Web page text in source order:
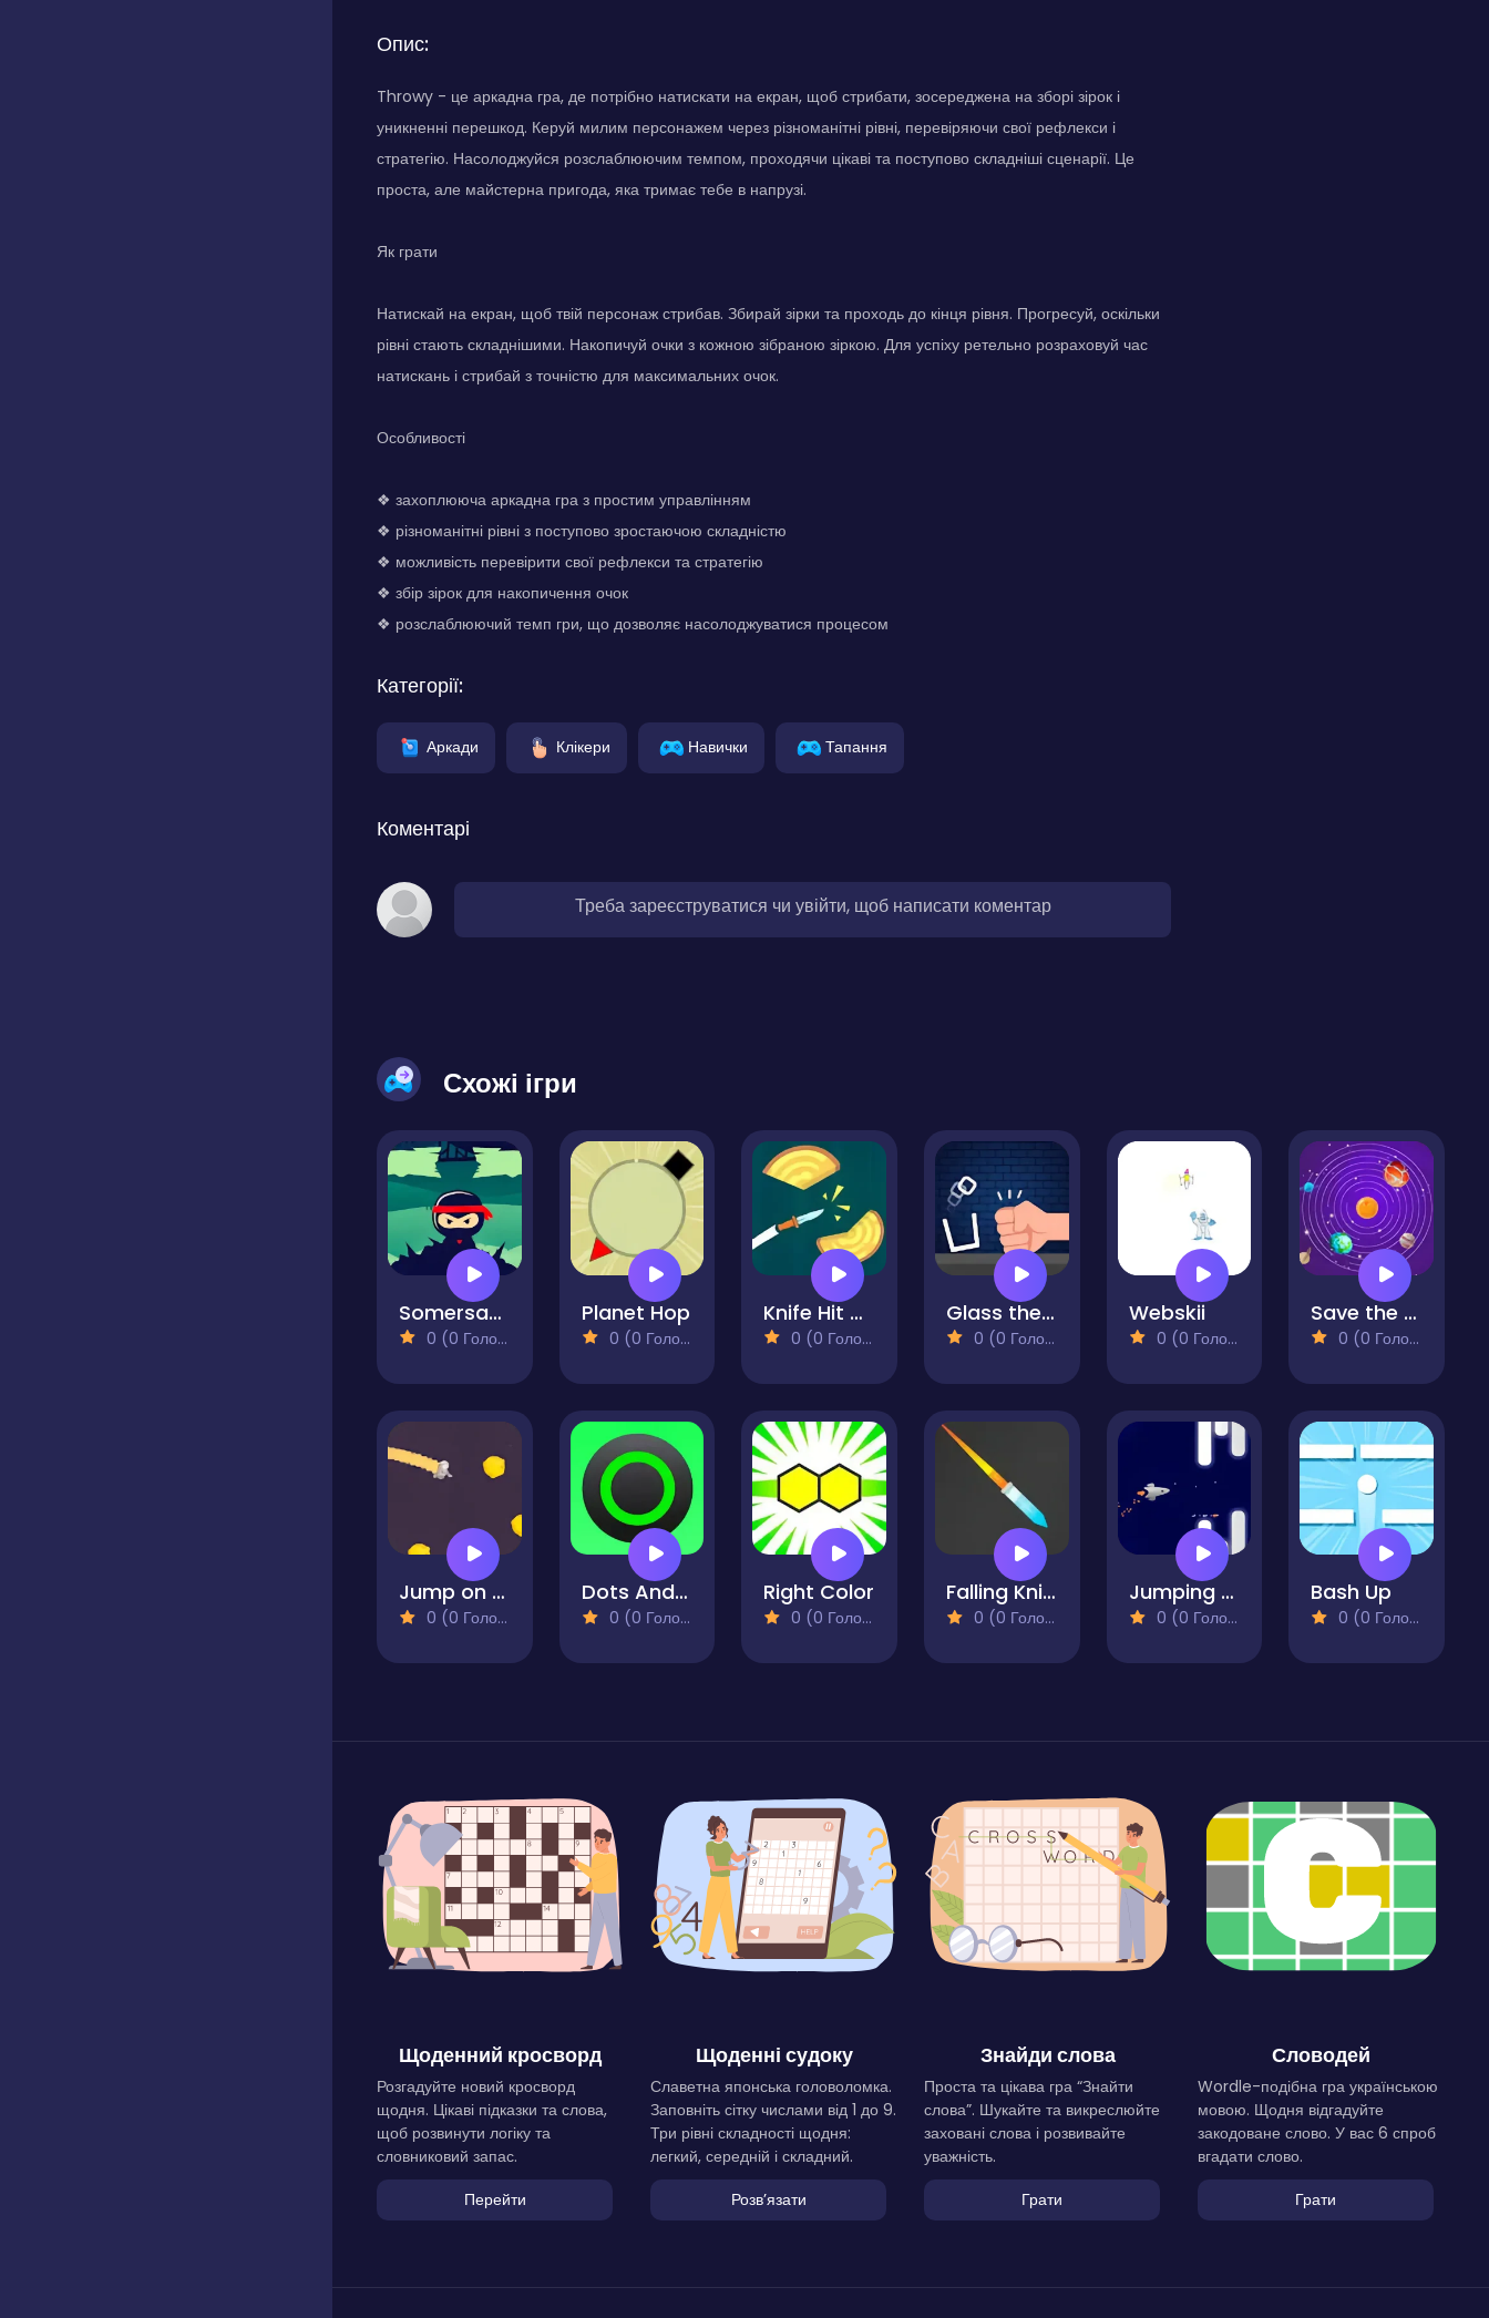
Опис:
Throwy - це аркадна гра, де потрібно натискати на екран, щоб стрибати, зосереджена на зборі зірок і
уникненні перешкод. Керуй милим персонажем через різноманітні рівні, перевіряючи свої рефлекси і
стратегію. Насолоджуйся розслаблюючим темпом, проходячи цікаві та поступово складніші сценарії. Це
проста, але майстерна пригода, яка тримає тебе в напрузі.
Як грати
Натискай на екран, щоб твій персонаж стрибав. Збирай зірки та проходь до кінця рівня. Прогресуй, оскільки
рівні стають складнішими. Накопичуй очки з кожною зібраною зіркою. Для успіху ретельно розраховуй час
натискань і стрибай з точністю для максимальних очок.
Особливості
❖ захоплююча аркадна гра з простим управлінням
❖ різноманітні рівні з поступово зростаючою складністю
❖ можливість перевірити свої рефлекси та стратегію
❖ збір зірок для накопичення очок
❖ розслаблюючий темп гри, що дозволяє насолоджуватися процесом
Категорії:
Аркади Клікери Навички Тапання
Коментарі
Треба зареєструватися чи увійти, щоб написати коментар
Схожі ігри
Somersault Ninja-Samurai Ninja Jump
0 (0 Голосів)
Planet Hop
0 (0 Голосів)
Knife Hit Challenge
0 (0 Голосів)
Glass the Ice
0 (0 Голосів)
Webskii
0 (0 Голосів)
Save the Galaxy
0 (0 Голосів)
Jump on Jupiter
0 (0 Голосів)
Dots And Cross
0 (0 Голосів)
Right Color
0 (0 Голосів)
Falling Knife
0 (0 Голосів)
Jumping Ships from Outer Space
0 (0 Голосів)
Bash Up
0 (0 Голосів)
Щоденний кросворд
Розгадуйте новий кросворд
щодня. Цікаві підказки та слова,
щоб розвинути логіку та
словниковий запас.
Перейти
Щоденні судоку
Славетна японська головоломка.
Заповніть сітку числами від 1 до 9.
Три рівні складності щодня:
легкий, середній і складний.
Розвʼязати
Знайди слова
Проста та цікава гра “Знайти
слова”. Шукайте та викреслюйте
заховані слова і розвивайте
уважність.
Грати
Словодей
Wordle-подібна гра українською
мовою. Щодня відгадуйте
закодоване слово. У вас 6 спроб
вгадати слово.
Грати